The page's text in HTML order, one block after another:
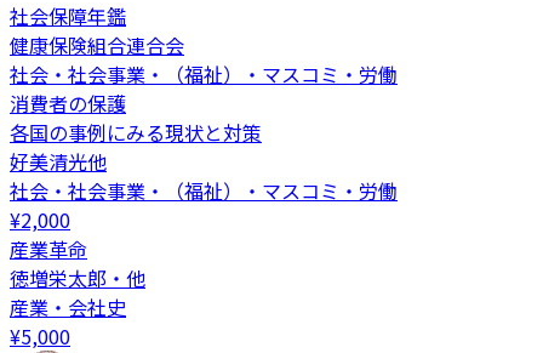
社会保障年鑑
健康保険組合連合会
社会・社会事業・（福祉）・マスコミ・労働
消費者の保護
各国の事例にみる現状と対策
好美清光他
社会・社会事業・（福祉）・マスコミ・労働
¥2,000
産業革命
徳増栄太郎・他
産業・会社史
¥5,000